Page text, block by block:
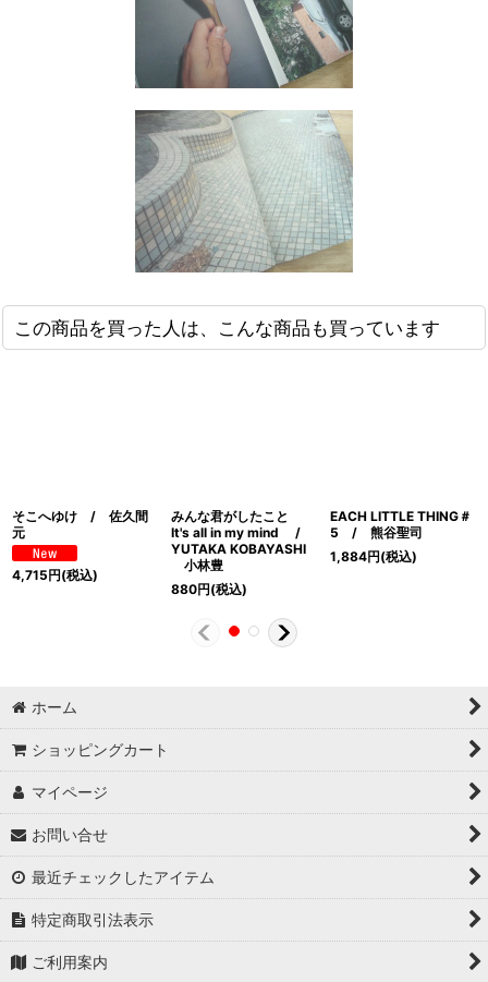
この商品を買った人は、こんな商品も買っています
そこへゆけ / 佐久間
元
4,715円(税込)
みんな君がしたこと
It's all in my mind /
YUTAKA KOBAYASHI
小林豊
880円(税込)
EACH LITTLE THING＃
5 / 熊谷聖司
1,884円(税込)
ホーム
ショッピングカート
マイページ
お問い合せ
最近チェックしたアイテム
特定商取引法表示
ご利用案内